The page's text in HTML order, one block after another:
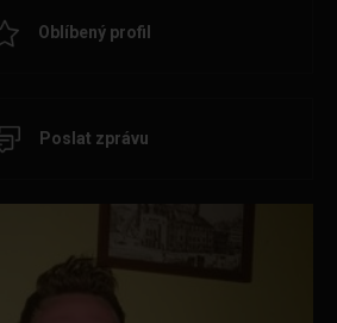
Oblíbený profil
Poslat zprávu